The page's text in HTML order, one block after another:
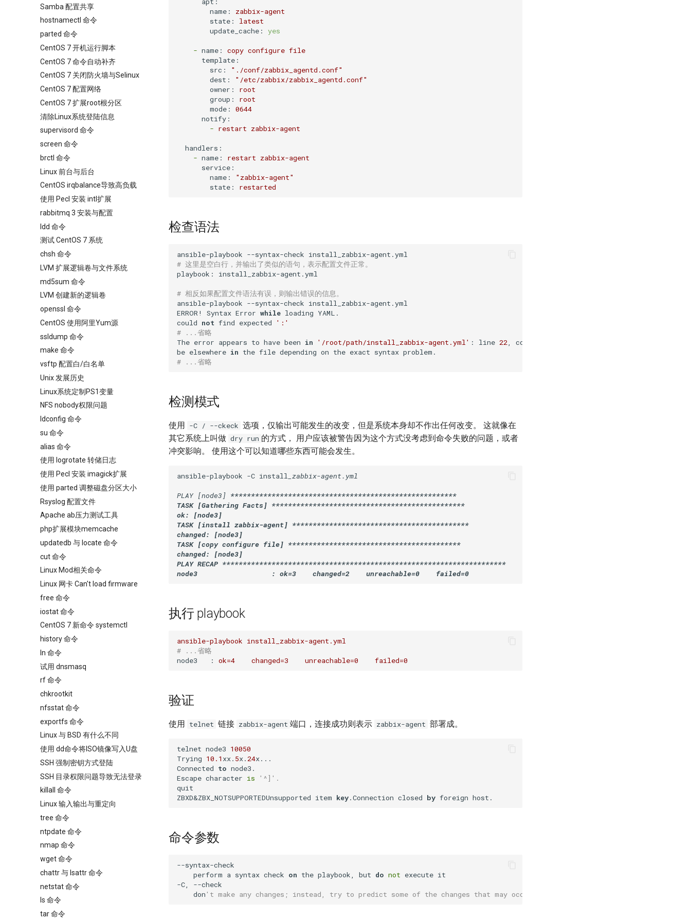
Samba 配置共享
hostnamectl 命令
parted 命令
CentOS 7 开机运行脚本
CentOS 7 命令自动补齐
CentOS 7 关闭防火墙与Selinux
CentOS 7 配置网络
CentOS 7 扩展root根分区
清除Linux系统登陆信息
supervisord 命令
screen 命令
brctl 命令
Linux 前台与后台
CentOS irqbalance导致高负载
使用 Pecl 安装 intl扩展
rabbitmq 3 安装与配置
ldd 命令
测试 CentOS 7 系统
chsh 命令
LVM 扩展逻辑卷与文件系统
md5sum 命令
LVM 创建新的逻辑卷
openssl 命令
CentOS 使用阿里Yum源
ssldump 命令
make 命令
vsftp 配置白/白名单
Unix 发展历史
Linux系统定制PS1变量
NFS nobody权限问题
ldconfig 命令
su 命令
alias 命令
使用 logrotate 转储日志
使用 Pecl 安装 imagick扩展
使用 parted 调整磁盘分区大小
Rsyslog 配置文件
Apache ab压力测试工具
php扩展模块memcache
updatedb 与 locate 命令
cut 命令
Linux Mod相关命令
Linux 网卡 Can't load firmware
free 命令
iostat 命令
CentOS 7 新命令 systemctl
history 命令
ln 命令
试用 dnsmasq
rf 命令
chkrootkit
nfsstat 命令
exportfs 命令
Linux 与 BSD 有什么不同
使用 dd命令将ISO镜像写入U盘
SSH 强制密钥方式登陆
SSH 目录权限问题导致无法登录
killall 命令
Linux 输入输出与重定向
tree 命令
ntpdate 命令
nmap 命令
wget 命令
chattr 与 lsattr 命令
netstat 命令
ls 命令
tar 命令
name:
zabbix-agent
state:
latest
update_cache:
yes
- name: copy configure file
template:
src:
"./conf/zabbix_agentd.conf"
dest:
"/etc/zabbix/zabbix_agentd.conf"
owner:
root
group:
root
mode:
0644
notify:
- restart zabbix-agent
handlers:
- name: restart zabbix-agent
service:
name:
"zabbix-agent"
state:
restarted
检查语法
# 这里是空白行，并输出了类似的语句，表示配置文件正常。
playbook: install_zabbix-agent.yml
# 相反如果配置文件语法有误，则输出错误的信息。
ansible-playbook --syntax-check install_zabbix-agent.yml
ERROR! Syntax Error while loading YAML.
could not find expected
':'
# ...省略
The error appears to have been in '/root/path/install_zabbix-agent.yml' : line 22, column
be elsewhere in
# ...省略
检测模式
使用 -C / --ckeck 选项，仅输出可能发生的改变，但是系统本身却不作出任何改变。 这就像在
其它系统上叫做 dry run 的方式， 用户应该被警告因为这个方式没考虑到命令失败的问题，或者
冲突影响。 使用这个可以知道哪些东西可能会发生。
ansible-playbook -C install _zabbix-agent.yml
PLAY [node3] *******************************************************
TASK [Gathering Facts] ***********************************************
ok: [node3]
TASK [install zabbix-agent] *******************************************
changed: [node3]
TASK [copy configure file] ******************************************
changed: [node3]
PLAY RECAP *********************************************************************
执行 playbook
ansible-playbook install_zabbix-agent.yml
# ...省略
node3   :
ok=4 changed=3 unreachable=0 failed=0
验证
使用 telnet 链接 zabbix-agent 端口，连接成功则表示 zabbix-agent 部署成。
telnet node3 10050
Trying 10.1 xx. 5x.24x...
Connected to node3.
Escape character is
'^]'.
quit
ZBXD&ZBX_NOTSUPPORTEDUnsupported item key.Connection closed by
命令参数
--syntax-check
    perform a syntax check
on the playbook, but do not execute it
-C, --check
    don
't make any changes; instead, try to predict some of the changes that may occur